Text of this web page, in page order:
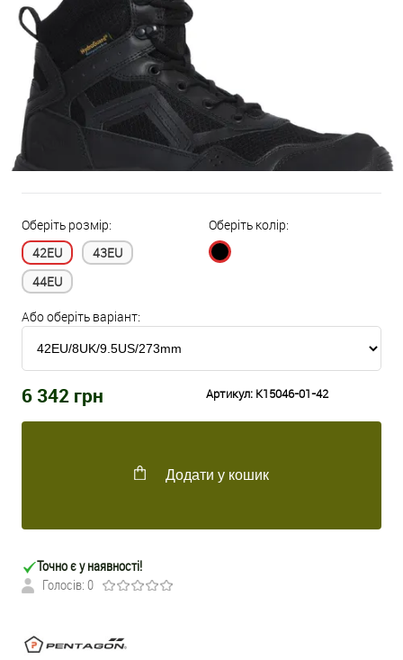
Оберіть розмір:
42EU
43EU
44EU
Оберіть колір:
Або оберіть варіант:
6 342 грн Артикул: K15046-01-42
Додати у кошик
Точно є у наявності!
Голосів: 0